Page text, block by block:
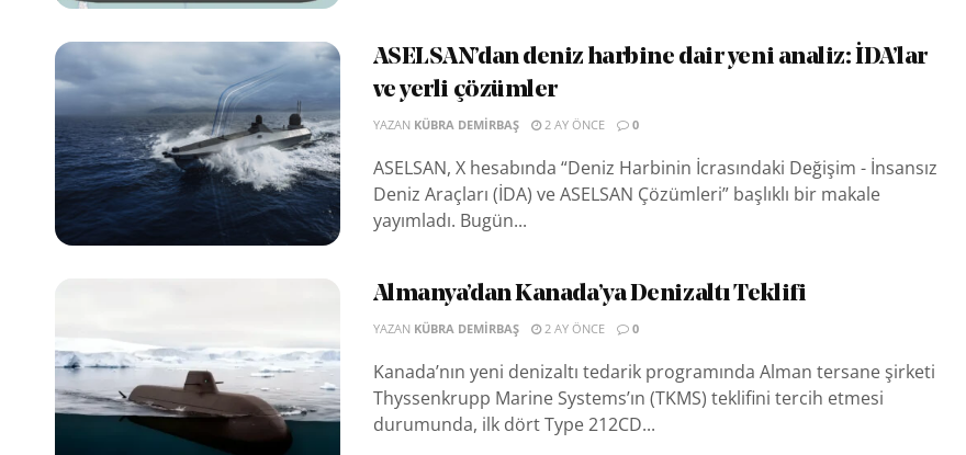
ASELSAN’dan deniz harbine dair yeni analiz: İDA’lar
ve yerli çözümler
YAZAN KÜBRA DEMIRBAŞ 2 AY ÖNCE 0
ASELSAN, X hesabında “Deniz Harbinin İcrasındaki Değişim - İnsansız
Deniz Araçları (İDA) ve ASELSAN Çözümleri” başlıklı bir makale
yayımladı. Bugün...
Almanya’dan Kanada’ya Denizaltı Teklifi
YAZAN KÜBRA DEMIRBAŞ 2 AY ÖNCE 0
Kanada’nın yeni denizaltı tedarik programında Alman tersane şirketi
Thyssenkrupp Marine Systems’ın (TKMS) teklifini tercih etmesi
durumunda, ilk dört Type 212CD...